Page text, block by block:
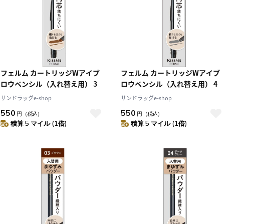
フェルム カートリッジWアイブ
ロウペンシル（入れ替え用） 3
サンドラッグe-shop
550 円 （税込）
積算 5 マイル (1倍)
フェルム カートリッジWアイブ
ロウペンシル（入れ替え用） 4
サンドラッグe-shop
550 円 （税込）
積算 5 マイル (1倍)